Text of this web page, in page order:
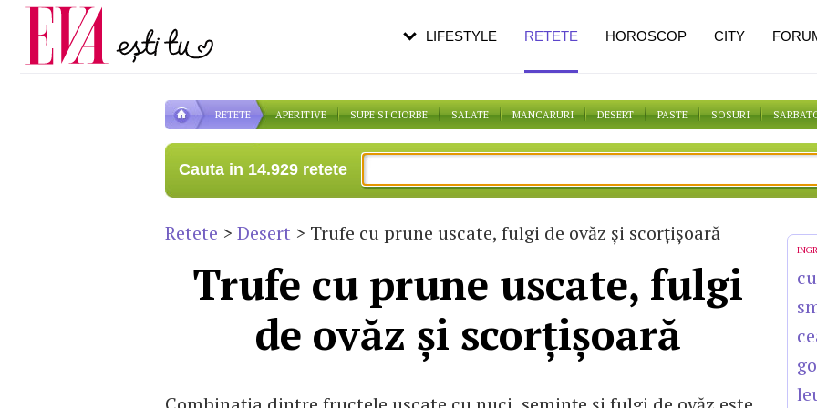
RETETE APERITIVE SUPE SI CIORBE SALATE MANCARURI DESERT PASTE SOSURI
Cauta in 14.929 retete
Retete > Desert > Trufe cu prune uscate, fulgi de ovăz și scorțișoară
Trufe cu prune uscate, fulgi
de ovăz și scorțișoară
LIFESTYLE RETETE HOROSCOP CITY
Carieră
Actualitate